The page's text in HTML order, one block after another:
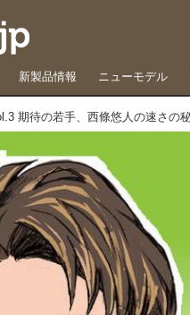
新製品情報 ニューモデル
期待の若手、西條悠人の速さの